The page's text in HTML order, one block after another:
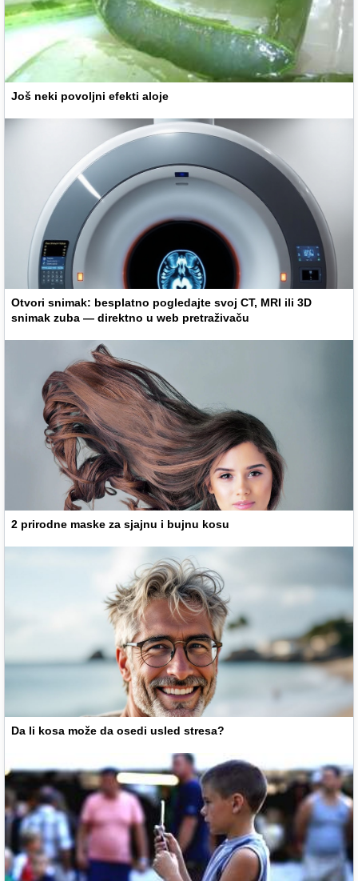
Još neki povoljni efekti aloje
Otvori snimak: besplatno pogledajte svoj CT, MRI ili 3D
snimak zuba — direktno u web pretraživaču
2 prirodne maske za sjajnu i bujnu kosu
Da li kosa može da osedi usled stresa?